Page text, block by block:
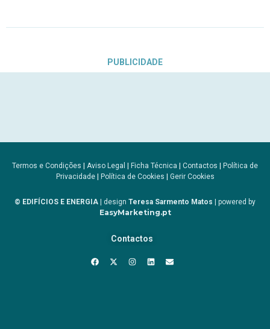
PUBLICIDADE
Termos e Condições | Aviso Legal | Ficha Técnica | Contactos | Política de
Privacidade| Política de Cookies | Gerir Cookies
© EDIFÍCIOS E ENERGIA | design Teresa Sarmento Matos | powered by
EasyMarketing.pt
Contactos